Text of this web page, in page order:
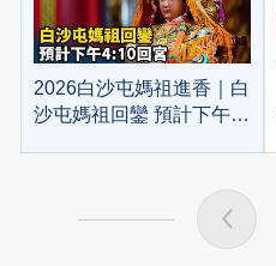
2026白沙屯媽祖進香｜白
沙屯媽祖回鑾 預計下午